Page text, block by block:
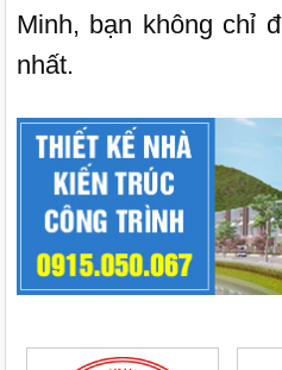
Minh, bạn không chỉ
nhất.